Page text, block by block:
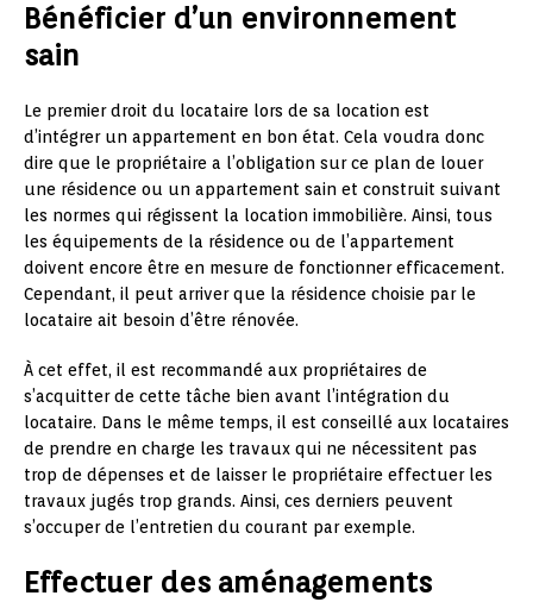
Bénéficier d’un environnement
sain
Le premier droit du locataire lors de sa location est
d’intégrer un appartement en bon état. Cela voudra donc
dire que le propriétaire a l’obligation sur ce plan de louer
une résidence ou un appartement sain et construit suivant
les normes qui régissent la location immobilière. Ainsi, tous
les équipements de la résidence ou de l’appartement
doivent encore être en mesure de fonctionner efficacement.
Cependant, il peut arriver que la résidence choisie par le
locataire ait besoin d’être rénovée.
À cet effet, il est recommandé aux propriétaires de
s’acquitter de cette tâche bien avant l’intégration du
locataire. Dans le même temps, il est conseillé aux locataires
de prendre en charge les travaux qui ne nécessitent pas
trop de dépenses et de laisser le propriétaire effectuer les
travaux jugés trop grands. Ainsi, ces derniers peuvent
s’occuper de l’entretien du courant par exemple.
Effectuer des aménagements